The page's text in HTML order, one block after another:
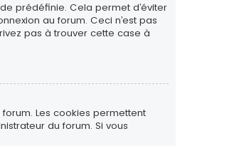
prédéfinie. Cela permet d’éviter
au forum. Ceci n’est pas
pas à trouver cette case à
Les cookies permettent
du forum. Si vous